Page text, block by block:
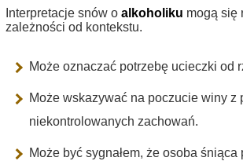
Interpretacje snów o alkoholiku mogą się
zależności od kontekstu.
Może oznaczać potrzebę ucieczki od
Może wskazywać na poczucie winy z
niekontrolowanych zachowań.
Może być sygnałem, że osoba śniąca